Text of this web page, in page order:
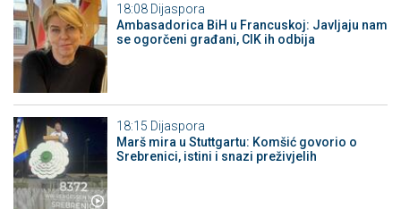
18:08 Dijaspora
Ambasadorica BiH u Francuskoj: Javljaju nam
se ogorčeni građani, CIK ih odbija
18:15 Dijaspora
Marš mira u Stuttgartu: Komšić govorio o
Srebrenici, istini i snazi preživjelih